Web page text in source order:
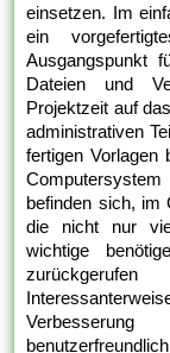
einsetzen. Im
ein
Ausgangspunkt
Dateien und
Projektzeit auf
administrativen
fertigen Vorlagen
befinden sich, im
die nicht nur
wichtige